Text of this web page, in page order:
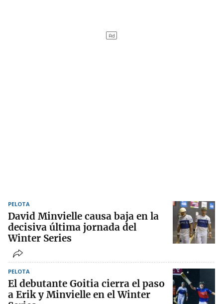
PELOTA
David Minvielle causa baja en la
decisiva última jornada del
Winter Series
PELOTA
El debutante Goitia cierra el paso
a Erik y Minvielle en el Winter